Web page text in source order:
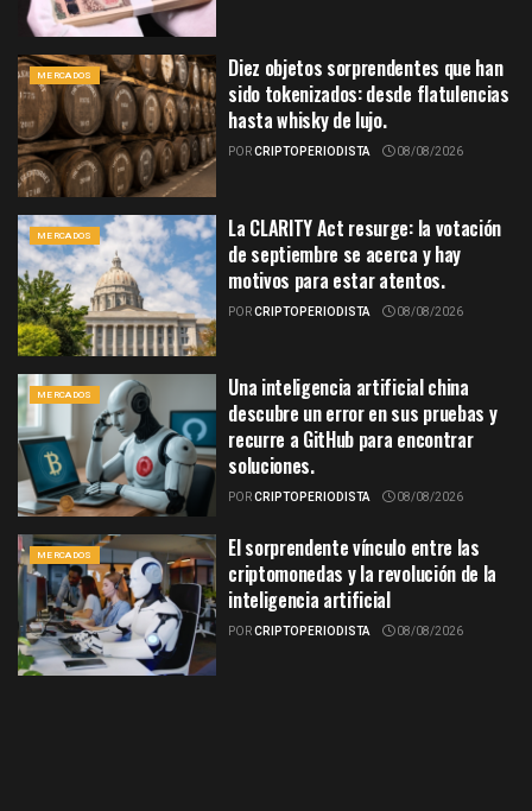
MERCADOS
Diez objetos sorprendentes que han
sido tokenizados: desde flatulencias
hasta whisky de lujo.
PORCRIPTOPERIODISTA 08/08/2026
MERCADOS
La CLARITY Act resurge: la votación
de septiembre se acerca y hay
motivos para estar atentos.
PORCRIPTOPERIODISTA 08/08/2026
MERCADOS
Una inteligencia artificial china
descubre un error en sus pruebas y
recurre a GitHub para encontrar
soluciones.
PORCRIPTOPERIODISTA 08/08/2026
MERCADOS
El sorprendente vínculo entre las
criptomonedas y la revolución de la
inteligencia artificial
PORCRIPTOPERIODISTA 08/08/2026